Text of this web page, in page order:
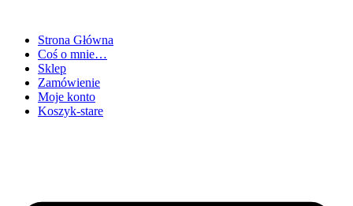
Strona Główna
Coś o mnie…
Sklep
Zamówienie
Moje konto
Koszyk-stare